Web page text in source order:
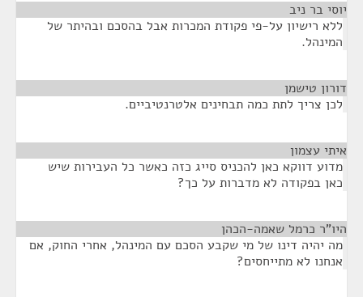
יוסי בר ניב
ללא רישיון על-פי פקודת המכרות אבל בהסכם ובהיתר של
המינהל.
דורון טישמן
לכן צריך לתת כמה תבחינים אלטרנטיביים.
איתי עצמון
מדוע דווקא כאן להכניס סייג כזה כאשר כל העבירות שיש
כאן בפקודה לא מדברות על כך?
היו"ר כרמל שאמה-הכהן
מה יהיה דינו של מי שקבע הסכם עם המינהל, אחרי החוק, אם
אנחנו לא מתייחסים?